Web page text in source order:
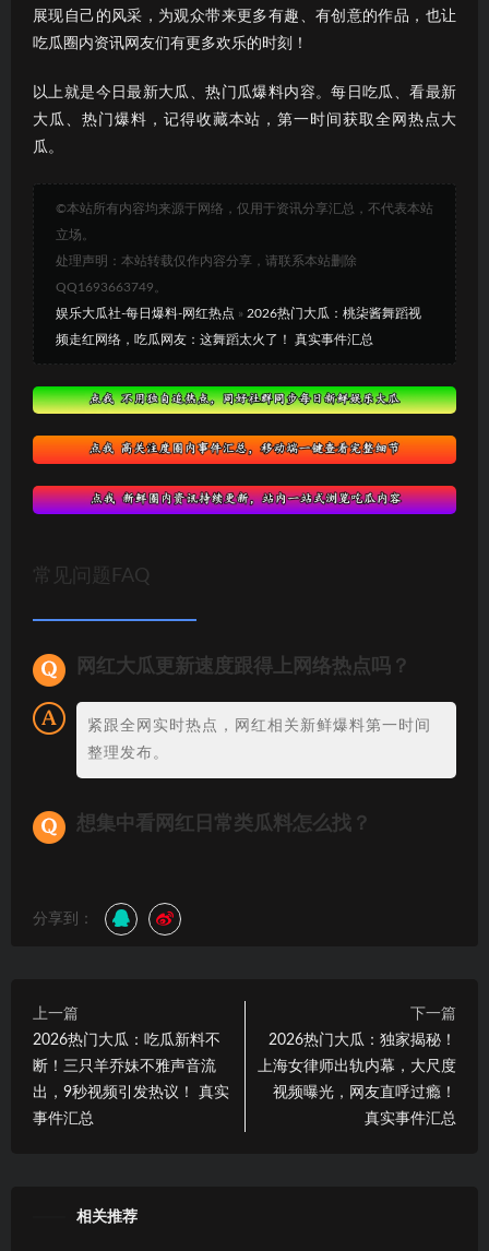
展现自己的风采，为观众带来更多有趣、有创意的作品，也让
吃瓜圈内资讯网友们有更多欢乐的时刻！
以上就是今日最新大瓜、热门瓜爆料内容。每日吃瓜、看最新
大瓜、热门爆料，记得收藏本站，第一时间获取全网热点大
瓜。
©本站所有内容均来源于网络，仅用于资讯分享汇总，不代表本站
立场。
处理声明：本站转载仅作内容分享，请联系本站删除
QQ1693663749。
娱乐大瓜社-每日爆料-网红热点 » 2026热门大瓜：桃柒酱舞蹈视
频走红网络，吃瓜网友：这舞蹈太火了！ 真实事件汇总
常见问题FAQ
网红大瓜更新速度跟得上网络热点吗？
紧跟全网实时热点，网红相关新鲜爆料第一时间
整理发布。
想集中看网红日常类瓜料怎么找？
分享到：
上一篇
2026热门大瓜：吃瓜新料不
断！三只羊乔妹不雅声音流
出，9秒视频引发热议！ 真实
事件汇总
下一篇
2026热门大瓜：独家揭秘！
上海女律师出轨内幕，大尺度
视频曝光，网友直呼过瘾！
真实事件汇总
相关推荐